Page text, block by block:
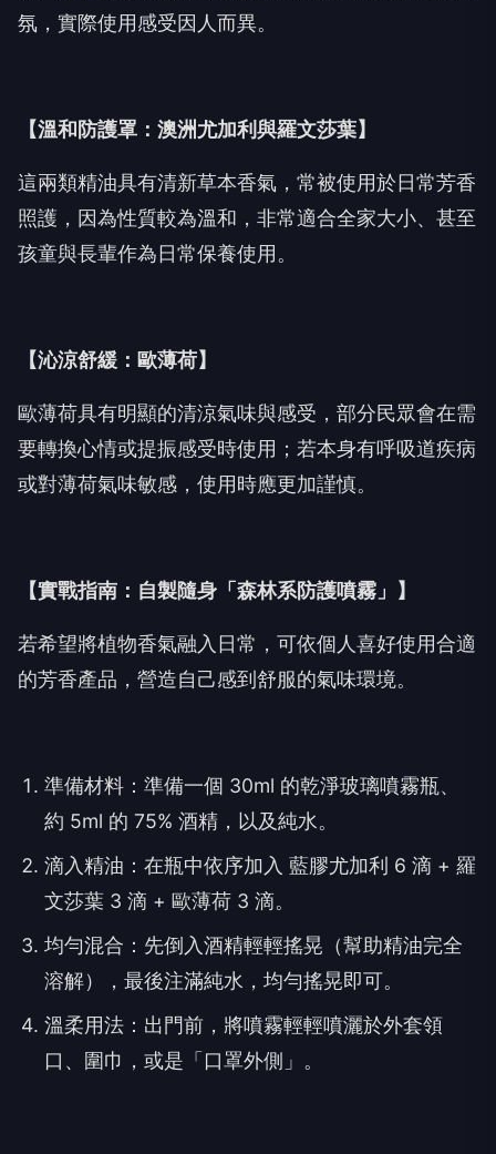
氛，實際使用感受因人而異。
【溫和防護罩：澳洲尤加利與羅文莎葉】
這兩類精油具有清新草本香氣，常被使用於日常芳香
照護，因為性質較為溫和，非常適合全家大小、甚至
孩童與長輩作為日常保養使用。
【沁涼舒緩：歐薄荷】
歐薄荷具有明顯的清涼氣味與感受，部分民眾會在需
要轉換心情或提振感受時使用；若本身有呼吸道疾病
或對薄荷氣味敏感，使用時應更加謹慎。
【實戰指南：自製隨身「森林系防護噴霧」】
若希望將植物香氣融入日常，可依個人喜好使用合適
的芳香產品，營造自己感到舒服的氣味環境。
準備材料：準備一個 30ml 的乾淨玻璃噴霧瓶、
約 5ml 的 75% 酒精，以及純水。
滴入精油：在瓶中依序加入 藍膠尤加利 6 滴 + 羅
文莎葉 3 滴 + 歐薄荷 3 滴。
均勻混合：先倒入酒精輕輕搖晃（幫助精油完全
溶解），最後注滿純水，均勻搖晃即可。
溫柔用法：出門前，將噴霧輕輕噴灑於外套領
口、圍巾，或是「口罩外側」。